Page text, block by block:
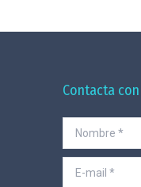
Contacta
Nombre *
E-mail *